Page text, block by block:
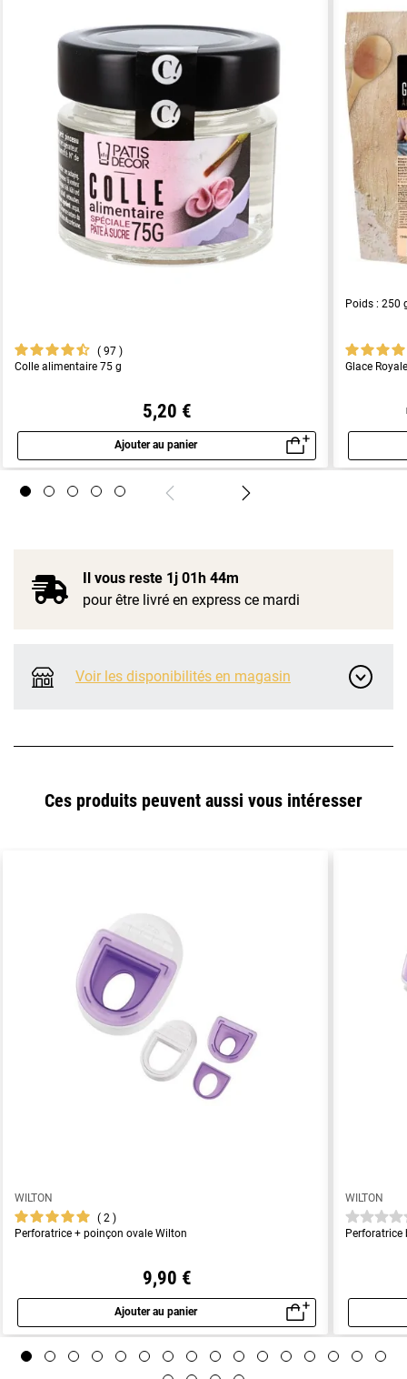
97
Colle alimentaire 75 g
5,20 €
Ajouter au panier
Aperçu rapide
Poids : 250
Glace
Il vous reste 1j 01h 44m
pour être livré en express ce mardi
Voir les disponibilités en magasin
Ces produits peuvent aussi vous intéresser
WILTON
2
Perforatrice + poinçon ovale Wilton
9,90 €
Ajouter au panier
Aperçu rapide
WILTON